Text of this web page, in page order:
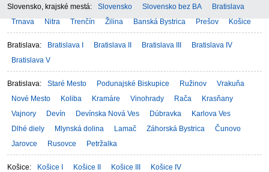
NOVOSTAVBY
NEBYTOVÉ PRIESTORY
REKREAČNÉ OBJEKTY
PRIHLÁSENIE
VÝVOJ CIEN REALÍT
BÝVANIE A REALITY
PRÁVNA PORADŇA
FINANCIE
INFO
O NÁS
REALITNÁ INZERCIA NA TRH.SK
Slovensko, krajské mestá: Slovensko Slovensko bez BA
Bratislava
Trnava
Nitra Trenčín Žilina Banská Bystrica Prešov Košice
Bratislava: Bratislava I Bratislava II Bratislava III
Bratislava IV
Bratislava V
Bratislava: Staré Mesto Podunajské Biskupice Ružinov
Vrakuňa
Nové Mesto
Koliba Kramáre Vinohrady Rača
Krasňany
Vajnory
Devín Devínska Nová Ves Dúbravka
Karlova Ves
Dlhé diely
Mlynská dolina Lamač Záhorská Bystrica
Čunovo
Jarovce
Rusovce Petržalka
Košice: Košice I Košice II Košice III Košice IV